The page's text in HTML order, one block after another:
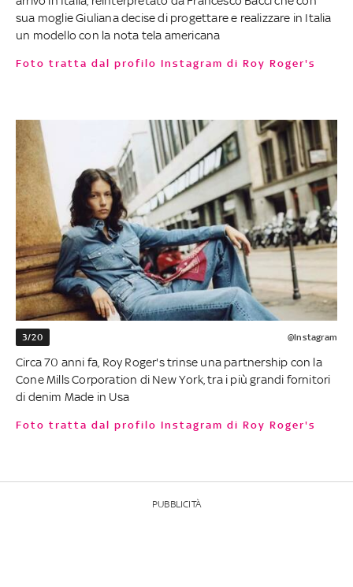
sua moglie Giuliana decise di progettare e realizzare in Italia
un modello con la nota tela americana
Foto tratta dal profilo Instagram di Roy Roger's
3/20 @Instagram
Circa 70 anni fa, Roy Roger's trinse una partnership con la
Cone Mills Corporation di New York, tra i più grandi fornitori
di denim Made in Usa
Foto tratta dal profilo Instagram di Roy Roger's
PUBBLICITÀ